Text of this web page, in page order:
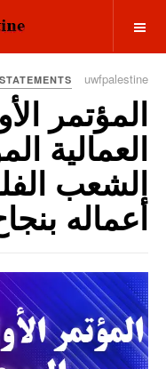
uwfpalestine
STATEMENTS
المؤتمر
العمالية
الشعب
أعماله